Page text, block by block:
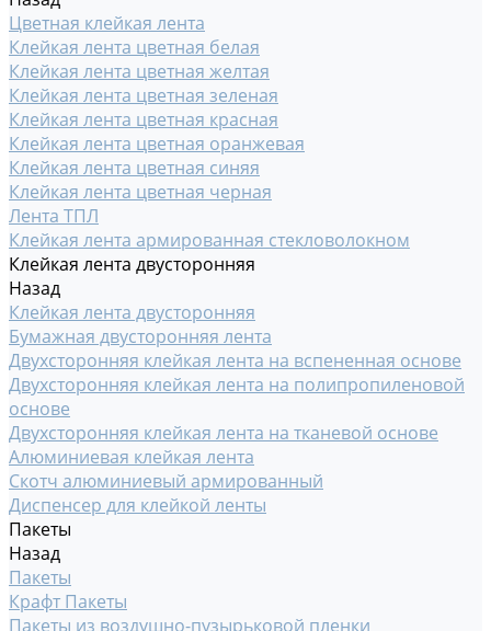
Цветная клейкая лента
Клейкая лента цветная белая
Клейкая лента цветная желтая
Клейкая лента цветная зеленая
Клейкая лента цветная красная
Клейкая лента цветная оранжевая
Клейкая лента цветная синяя
Клейкая лента цветная черная
Лента ТПЛ
Клейкая лента армированная стекловолокном
Клейкая лента двусторонняя
Назад
Клейкая лента двусторонняя
Бумажная двусторонняя лента
Двухсторонняя клейкая лента на вспененная основе
Двухсторонняя клейкая лента на полипропиленовой
основе
Двухсторонняя клейкая лента на тканевой основе
Алюминиевая клейкая лента
Скотч алюминиевый армированный
Диспенсер для клейкой ленты
Пакеты
Назад
Пакеты
Крафт Пакеты
Пакеты из воздушно-пузырьковой пленки